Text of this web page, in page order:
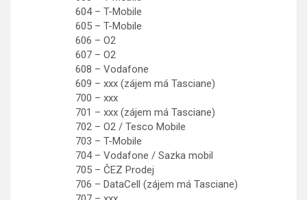
604 – T-Mobile
605 – T-Mobile
606 – O2
607 – O2
608 – Vodafone
609 – xxx (zájem má Tasciane)
700 – xxx
701 – xxx (zájem má Tasciane)
702 – O2 / Tesco Mobile
703 – T-Mobile
704 – Vodafone / Sazka mobil
705 – ČEZ Prodej
706 – DataCell (zájem má Tasciane)